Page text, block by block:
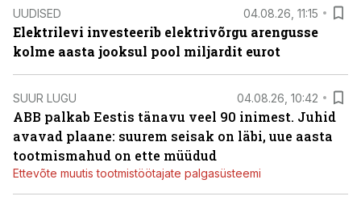
UUDISED 04.08.26, 11:15
Elektrilevi investeerib elektrivõrgu arengusse
kolme aasta jooksul pool miljardit eurot
SUUR LUGU 04.08.26, 10:42
ABB palkab Eestis tänavu veel 90 inimest. Juhid
avavad plaane: suurem seisak on läbi, uue aasta
tootmismahud on ette müüdud
Ettevõte muutis tootmistöötajate palgasüsteemi